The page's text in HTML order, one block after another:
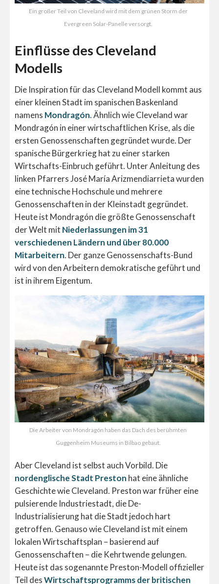
Ein großer Teil von Cleveland wird mit dem grünen Storm der
Evergreen Solar-Panelle versorgt.
Einflüsse des Cleveland
Modells
Die Inspiration für das Cleveland Modell kommt aus
einer kleinen Stadt im spanischen Baskenland
namens Mondragón. Ähnlich wie Cleveland war
Mondragón in einer wirtschaftlichen Krise, als die
ersten Genossenschaften gegründet wurde. Der
spanische Bürgerkrieg hat zu einer starken
Wirtschafts-Einbruch geführt. Unter Anleitung des
linken Pfarrers José María Arizmendiarrieta wurden
eine technische Hochschule und mehrere
Genossenschaften in der Kleinstadt gegründet.
Heute ist Mondragón die größte Genossenschaft
der Welt mit Niederlassungen im 31
verschiedenen Ländern und über 80.000
Mitarbeitern. Der ganze Genossenschafts-Bund
wird von den Arbeitern demokratische geführt und
ist in ihrem Eigentum.
Die Arbeiter von Mondragón haben das Dach des berühmten
Guggenheim Museums in Bilbao gebaut.
Aber Cleveland ist selbst auch Vorbild. Die
nordenglische Stadt Preston hat eine ähnliche
Geschichte wie Cleveland. Preston war früher eine
pulsierende Industriestadt, die De-
Industrialisierung hat die Stadt jedoch hart
getroffen. Genauso wie Cleveland ist mit einem
lokalen Wirtschaftsplan – basierend auf
Genossenschaften – die Kehrtwende gelungen.
Heute ist das sogenannte Preston-Modell offizieller
Teil desWirtschaftsprogramms der britischen